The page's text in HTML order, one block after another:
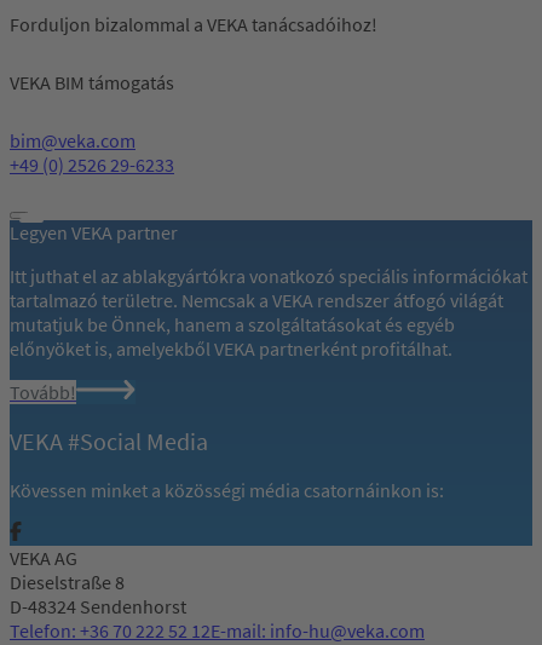
Forduljon bizalommal a VEKA tanácsadóihoz!
VEKA BIM támogatás
bim@veka.com
+49 (0) 2526 29-6233
Legyen VEKA partner
Itt juthat el az ablakgyártókra vonatkozó speciális információkat
tartalmazó területre. Nemcsak a VEKA rendszer átfogó világát
mutatjuk be Önnek, hanem a szolgáltatásokat és egyéb
előnyöket is, amelyekből VEKA partnerként profitálhat.
Tovább!
VEKA #Social Media
Kövessen minket a közösségi média csatornáinkon is:
VEKA AG
Dieselstraße 8
D-48324 Sendenhorst
Telefon: +36 70 222 52 12E-mail: info-hu@veka.com